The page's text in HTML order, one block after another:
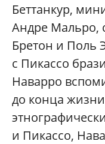
Беттанкур,
Андре Мальро,
Бретон и
с Пикассо
Наварро
до конца жизни
и Пикассо,